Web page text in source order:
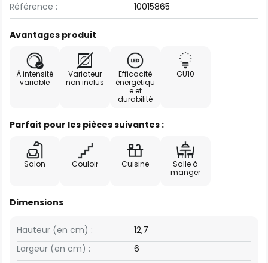
Référence :
10015865
Avantages produit
À intensité
variable
Variateur
non inclus
Efficacité
énergétiqu
e et
durabilité
GU10
Parfait pour les pièces suivantes :
Salon Couloir Cuisine
Salle à
manger
Dimensions
Largeur (en cm) : 6
Hauteur (en cm) : 12,7